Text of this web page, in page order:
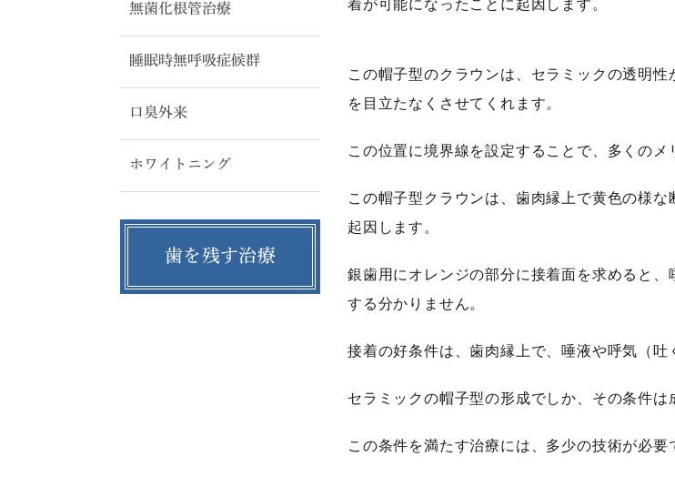
着が可能になったことに起因します。
この帽子型のクラウンは、セラミックの透明
を目立たなくさせてくれます。
この位置に境界線を設定することで、多くのメ
この帽子型クラウンは、歯肉縁上で黄色の様
起因します。
銀歯用にオレンジの部分に接着面を求めると
する分かりません。
接着の好条件は、歯肉縁上で、唾液や呼気（
セラミックの帽子型の形成でしか、その条件
この条件を満たす治療には、多少の技術が必要
無菌化根管治療
睡眠時無呼吸症候群
口臭外来
ホワイトニング
歯を残す治療